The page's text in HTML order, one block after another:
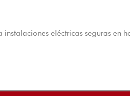
eléctricas seguras en